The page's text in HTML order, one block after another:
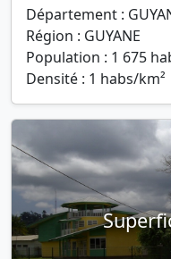
Département :
Région : GUYANE
Population : 1 675
Densité : 1 habs/km²